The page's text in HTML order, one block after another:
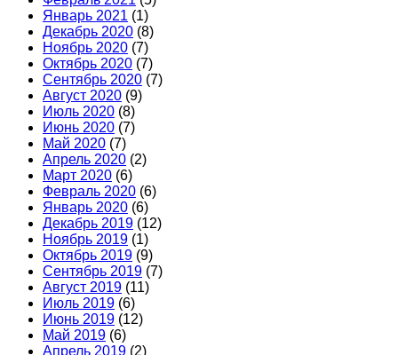
Январь 2021 (1)
Декабрь 2020 (8)
Ноябрь 2020 (7)
Октябрь 2020 (7)
Сентябрь 2020 (7)
Август 2020 (9)
Июль 2020 (8)
Июнь 2020 (7)
Май 2020 (7)
Апрель 2020 (2)
Март 2020 (6)
Февраль 2020 (6)
Январь 2020 (6)
Декабрь 2019 (12)
Ноябрь 2019 (1)
Октябрь 2019 (9)
Сентябрь 2019 (7)
Август 2019 (11)
Июль 2019 (6)
Июнь 2019 (12)
Май 2019 (6)
Апрель 2019 (2)